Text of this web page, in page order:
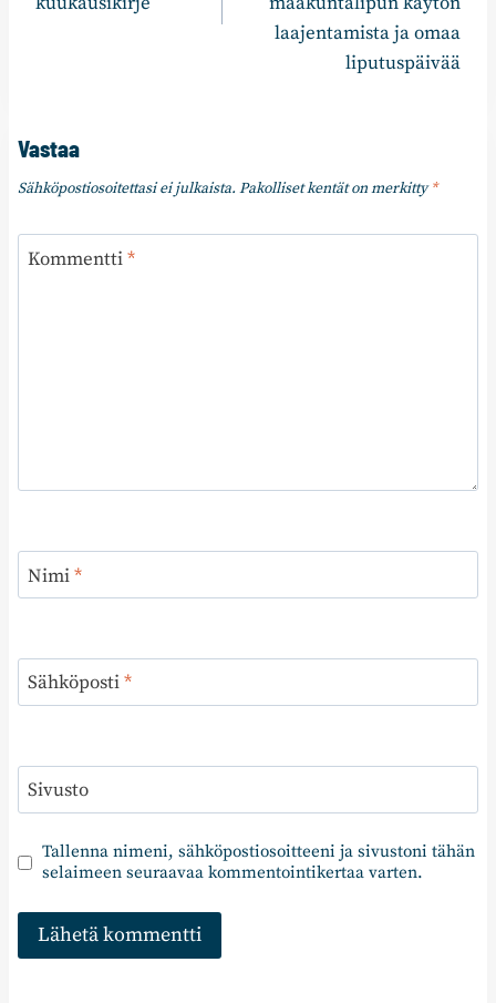
laajentamista ja omaa
liputuspäivää
Vastaa
Sähköpostiosoitettasi ei julkaista. Pakolliset kentät on merkitty*
Kommentti*
Nimi*
Sähköposti*
Sivusto
Tallenna nimeni, sähköpostiosoitteeni ja sivustoni tähän
selaimeen seuraavaa kommentointikertaa varten.